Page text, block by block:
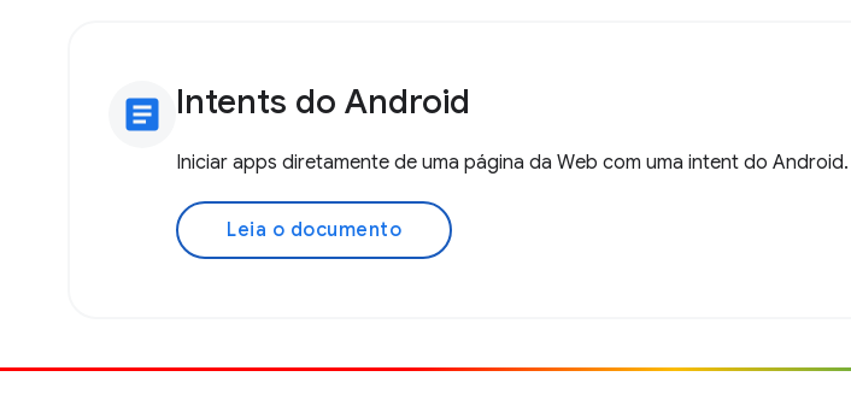
article Intents do Android
Iniciar apps diretamente de uma página da Web com uma intent do Android.
Leia o documento